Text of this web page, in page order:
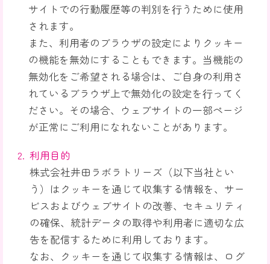
サイトでの行動履歴等の判別を⾏うために使用
されます。
また、利用者のブラウザの設定によりクッキー
の機能を無効にすることもできます。当機能の
無効化をご希望される場合は、ご自身の利用さ
れているブラウザ上で無効化の設定を⾏ってく
ださい。その場合、ウェブサイトの一部ページ
が正常にご利用になれないことがあります。
利用目的
株式会社井田ラボラトリーズ（以下当社とい
う）はクッキーを通じて収集する情報を、サー
ビスおよびウェブサイトの改善、セキュリティ
の確保、統計データの取得や利用者に適切な広
告を配信するために利用しております。
なお、クッキーを通じて収集する情報は、ログ